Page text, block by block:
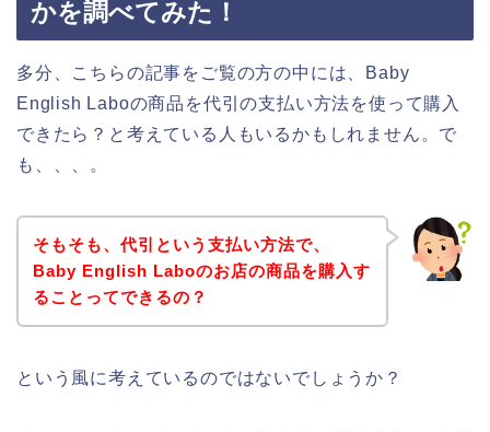
かを調べてみた！
多分、こちらの記事をご覧の方の中には、Baby
English Laboの商品を代引の支払い方法を使って購入
できたら？と考えている人もいるかもしれません。で
も、、、。
そもそも、代引という支払い方法で、
Baby English Laboのお店の商品を購入す
ることってできるの？
という風に考えているのではないでしょうか？